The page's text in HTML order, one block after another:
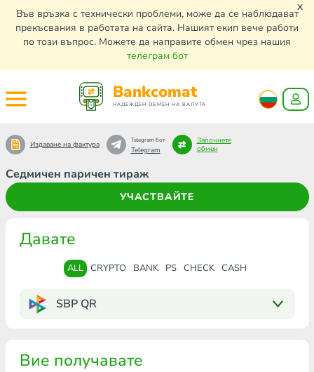
Във връзка с технически проблеми, може да се наблюдават
прекъсвания в работата на сайта. Нашият екип вече работи
по този въпрос. Можете да направите обмен чрез нашия
телеграм бот
x
Bankcomat
НАДЕЖДЕН ОБМЕН НА ВАЛУТА
Седмичен паричен тираж
УЧАСТВАЙТЕ
Издаване на фактура Telegram бот
Telegram
Започнете
обмен
Давате
ALL CRYPTO BANK PS CHECK CASH
SBP QR
Вие получавате